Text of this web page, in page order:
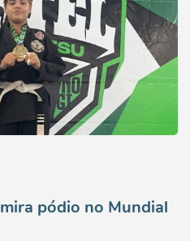
pódio no Mundial